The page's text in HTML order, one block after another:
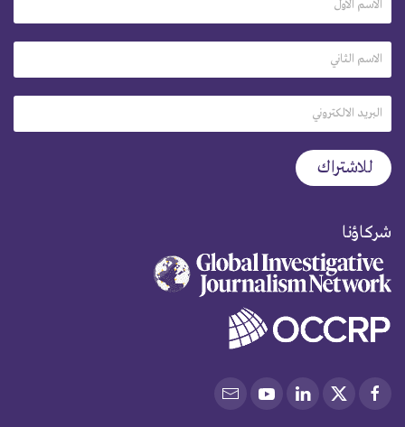
شركاؤنا